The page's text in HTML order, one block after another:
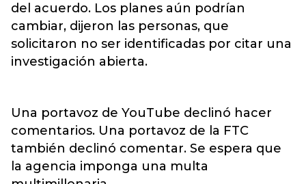
del acuerdo. Los planes aún podrían
cambiar, dijeron las personas, que
solicitaron no ser identificadas por citar una
investigación abierta.
Una portavoz de YouTube declinó hacer
comentarios. Una portavoz de la FTC
también declinó comentar. Se espera que
la agencia imponga una multa